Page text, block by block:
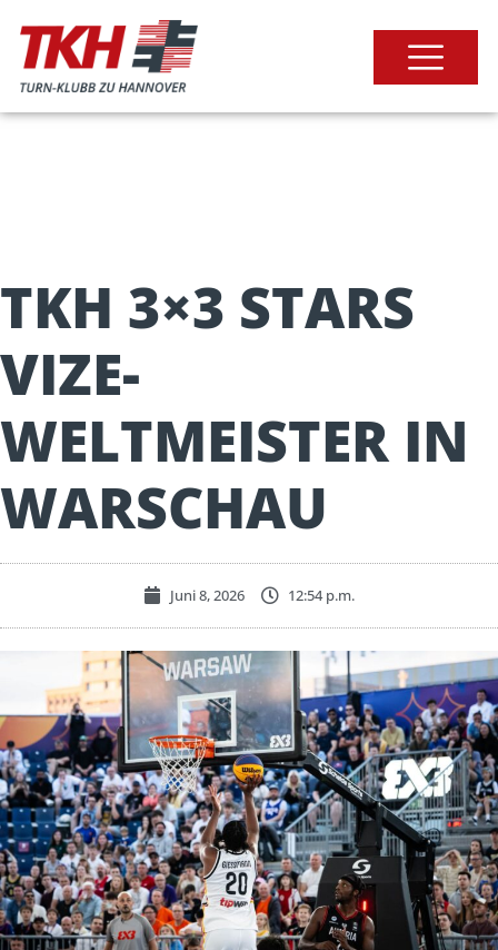
TKH 3×3 STARS
VIZE-
WELTMEISTER IN
WARSCHAU
Juni 8, 2026 12:54 p.m.